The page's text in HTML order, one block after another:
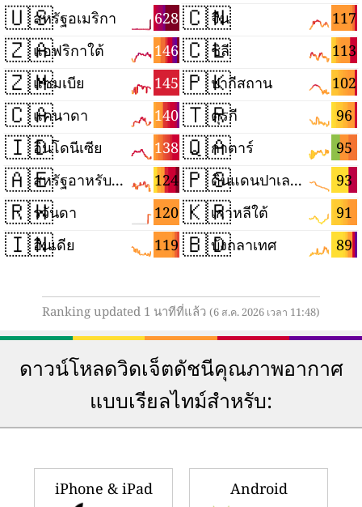
🇺🇸 628
สหรัฐอเมริกา
🇿🇦 146
แอฟริกาใต้
🇿🇲 145
แซมเบีย
🇨🇦 140
แคนาดา
🇮🇩 138
อินโดนีเซีย
🇦🇪 124
สหรัฐอาหรับเอมิเรตส์
🇷🇼 120
รวันดา
🇮🇳 119
อินเดีย
🇨🇳 117
จีน
🇨🇱 113
ชิลี
🇵🇰 102
ปากีสถาน
🇹🇷 96
ตุรกี
🇶🇦 95
กาตาร์
🇵🇸 93
ดินแดนปาเลสไตน์
🇰🇷 91
เกาหลีใต้
🇧🇩 89
บังกลาเทศ
Ranking updated 1 นาทีที่แล้ว (6 ส.ค. 2026 เวลา 11:48)
ดาวน์โหลดวิดเจ็ตดัชนีคุณภาพอากาศ
แบบเรียลไทม์สำหรับ:
iPhone & iPad Android